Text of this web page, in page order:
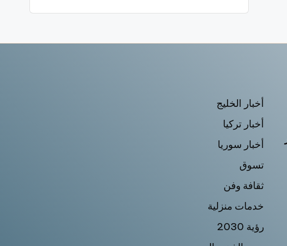
أخبار الخليج
أخبار تركيا
أخبار سوريا
تسوق
ثقافة وفن
خدمات منزلية
رؤية 2030